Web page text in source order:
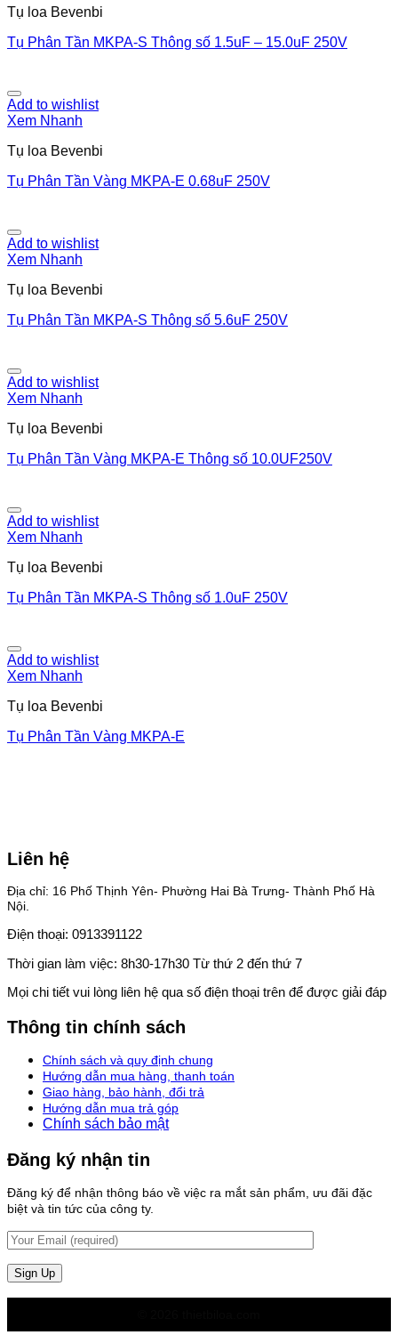
Tụ loa Bevenbi
Tụ Phân Tần MKPA-S Thông số 1.5uF – 15.0uF 250V
Add to wishlist
Xem Nhanh
Tụ loa Bevenbi
Tụ Phân Tần Vàng MKPA-E 0.68uF 250V
Add to wishlist
Xem Nhanh
Tụ loa Bevenbi
Tụ Phân Tần MKPA-S Thông số 5.6uF 250V
Add to wishlist
Xem Nhanh
Tụ loa Bevenbi
Tụ Phân Tần Vàng MKPA-E Thông số 10.0UF250V
Add to wishlist
Xem Nhanh
Tụ loa Bevenbi
Tụ Phân Tần MKPA-S Thông số 1.0uF 250V
Add to wishlist
Xem Nhanh
Tụ loa Bevenbi
Tụ Phân Tần Vàng MKPA-E
Liên hệ
Địa chỉ: 16 Phố Thịnh Yên- Phường Hai Bà Trưng- Thành Phố Hà
Nội.
Điện thoại: 0913391122
Thời gian làm việc: 8h30-17h30 Từ thứ 2 đến thứ 7
Mọi chi tiết vui lòng liên hệ qua số điện thoại trên để được giải đáp
Thông tin chính sách
Chính sách và quy định chung
Hướng dẫn mua hàng, thanh toán
Giao hàng, bảo hành, đổi trả
Hướng dẫn mua trả góp
Chính sách bảo mật
Đăng ký nhận tin
Đăng ký để nhận thông báo về việc ra mắt sản phẩm, ưu đãi đặc
biệt và tin tức của công ty.